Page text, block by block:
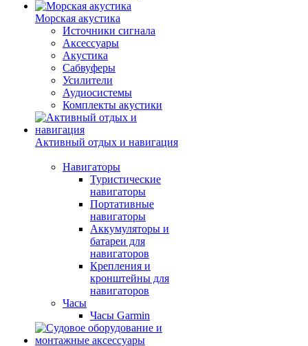
Морская акустика
Источники сигнала
Аксессуары
Акустика
Сабвуферы
Усилители
Аудиосистемы
Комплекты акустики
Активный отдых и навигация
Навигаторы
Туристические
навигаторы
Портативные
навигаторы
Аккумуляторы и
батареи для
навигаторов
Крепления и
кронштейны для
навигаторов
Часы
Часы Garmin